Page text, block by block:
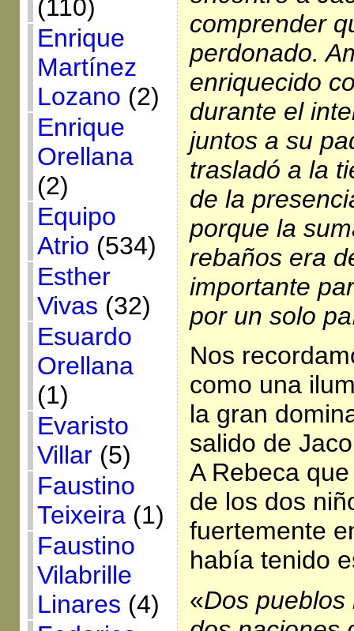
(110)
Enrique
Martínez
Lozano (2)
Enrique
Orellana
(2)
Equipo
Atrio (534)
Esther
Vivas (32)
Esuardo
Orellana
(1)
Evaristo
Villar(5)
Faustino
Teixeira(1)
Faustino
Vilabrille
Linares (4)
comprender
perdonado.
enriquecido
durante el
juntos a su
trasladó a la
de la
porque la
rebaños era
importante
por un solo
Nos
como una
la gran
salido de
A Rebeca
de los dos
fuertemente
había tenido
«Dos